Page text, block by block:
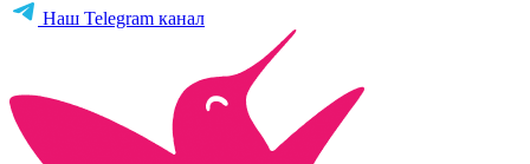
Наш Telegram канал